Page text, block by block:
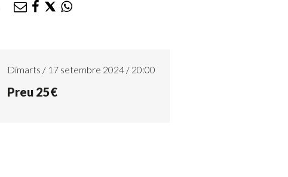
Dimarts / 17 setembre 2024 / 20:00
Preu 25€